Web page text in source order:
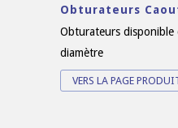
Obturateurs
Obturateurs
diamètre
VERS LA PAGE